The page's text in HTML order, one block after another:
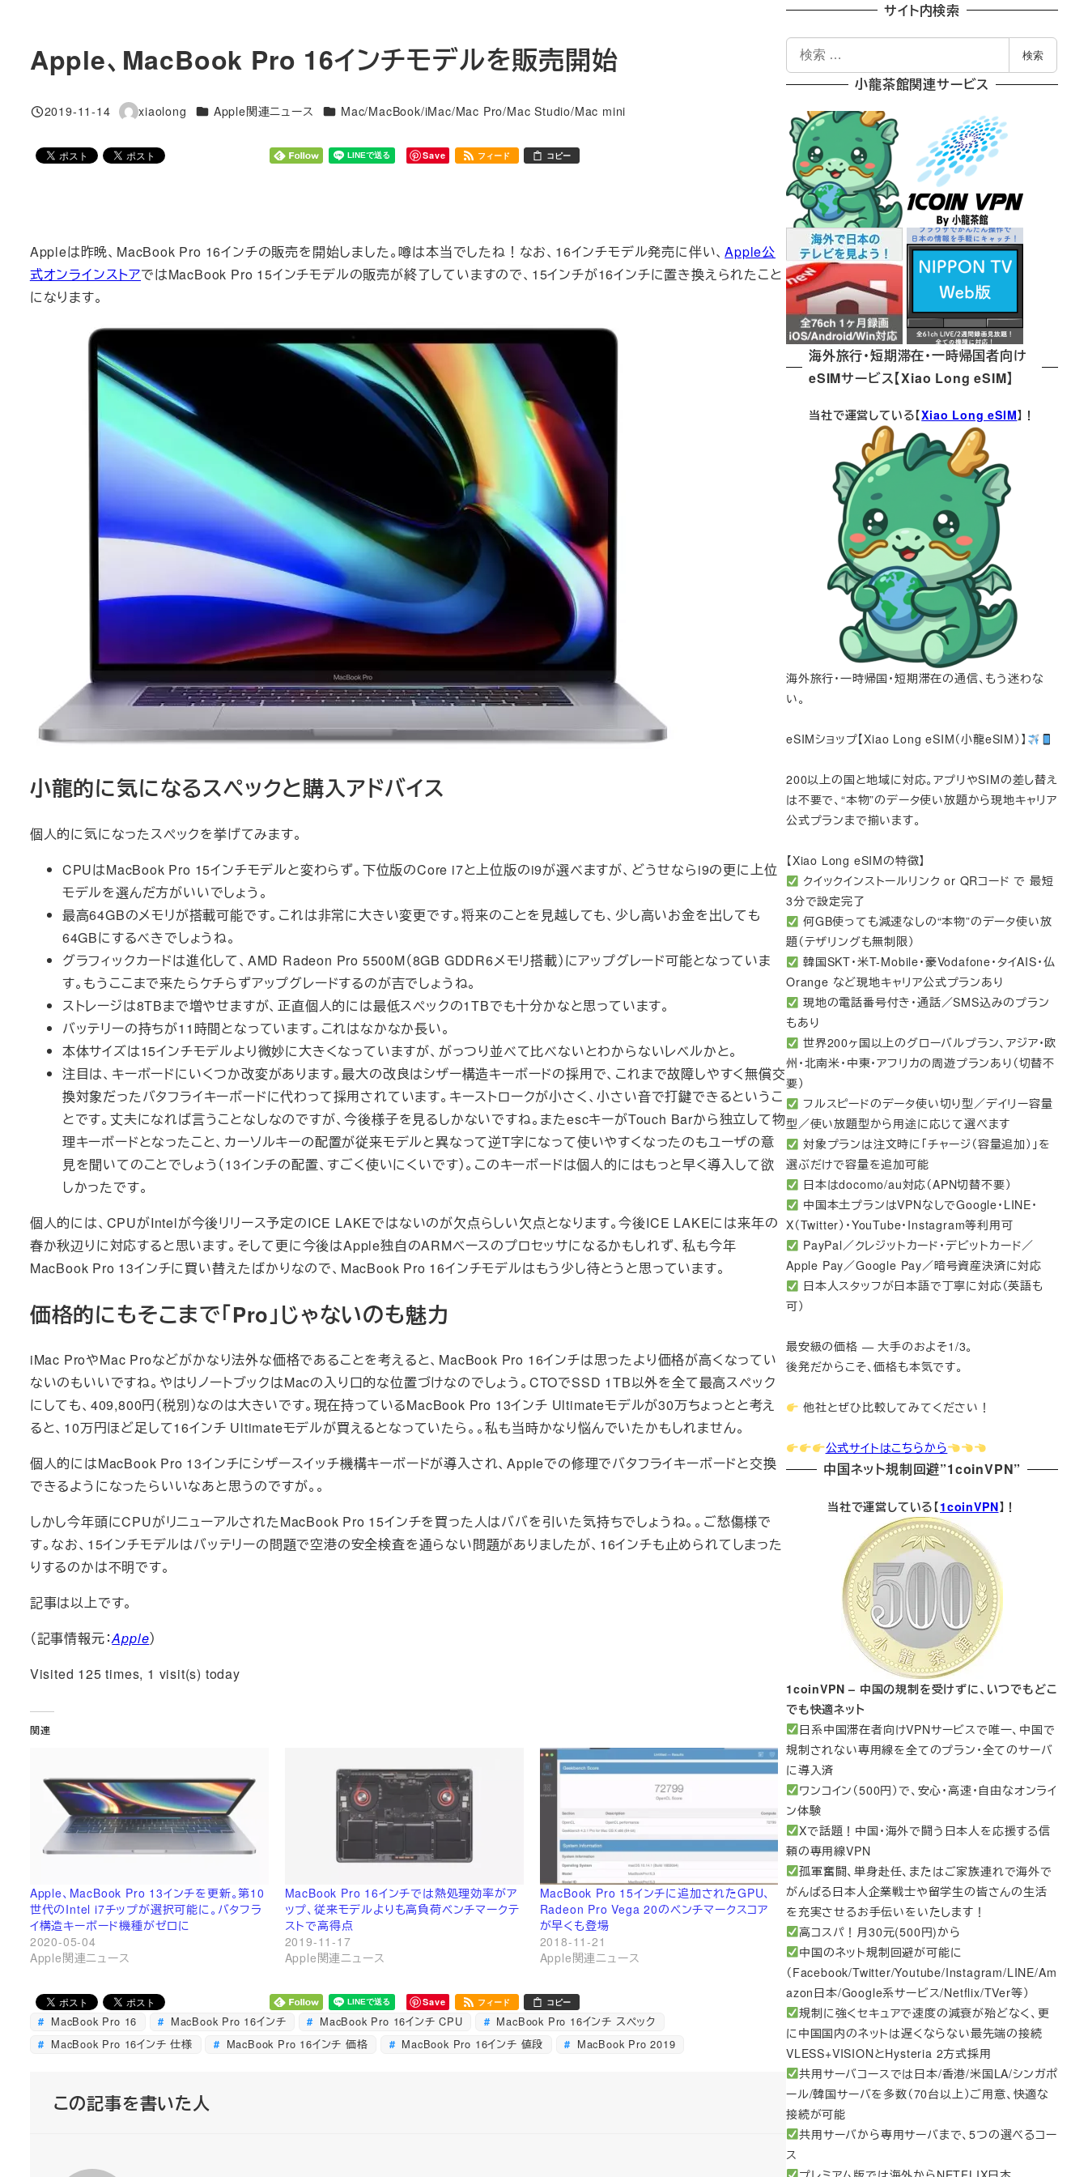
Apple、MacBook Pro 16インチモデルを販売開始
投稿日
2019-11-14
著
xiaolong カテゴリー
Apple関連ニュース カテゴリー
Mac/MacBook/iMac/Mac Pro/Mac Studio/Mac mini
Save フィード コピー
Appleは昨晩、MacBook Pro 16インチの販売を開始しました。噂は本当でしたね！なお、16インチモデル発売に伴い、Apple公
式オンラインストアではMacBook Pro 15インチモデルの販売が終了していますので、15インチが16インチに置き換えられたこと
になります。
小龍的に気になるスペックと購入アドバイス
個人的に気になったスペックを挙げてみます。
CPUはMacBook Pro 15インチモデルと変わらず。下位版のCore i7と上位版のi9が選べますが、どうせならi9の更に上位
モデルを選んだ方がいいでしょう。
最高64GBのメモリが搭載可能です。これは非常に大きい変更です。将来のことを見越しても、少し高いお金を出しても
64GBにするべきでしょうね。
グラフィックカードは進化して、AMD Radeon Pro 5500M（8GB GDDR6メ‍モ‍リ搭載）にアップグレード可能となっていま
す。もうここまで来たらケチらずアップグレードするのが吉でしょうね。
ストレージは8TBまで増やせますが、正直個人的には最低スペックの1TBでも十分かなと思っています。
バッテリーの持ちが11時間となっています。これはなかなか長い。
本体サイズは15インチモデルより微妙に大きくなっていますが、がっつり並べて比べないとわからないレベルかと。
注目は、キーボードにいくつか改変があります。最大の改良はシザー構造キーボードの採用で、これまで故障しやすく無償交
換対象だったバタフライキーボードに代わって採用されています。キーストロークが小さく、小さい音で打鍵できるというこ
とです。丈夫になれば言うことなしなのですが、今後様子を見るしかないですね。またescキーがTouch Barから独立して物
理キーボードとなったこと、カーソルキーの配置が従来モデルと異なって逆T字になって使いやすくなったのもユーザの意
見を聞いてのことでしょう（13インチの配置、すごく使いにくいです）。このキーボードは個人的にはもっと早く導入して欲
しかったです。
個人的には、CPUがIntelが今後リリース予定のICE LAKEではないのが欠点らしい欠点となります。今後ICE LAKEには来年の
春か秋辺りに対応すると思います。そして更に今後はApple独自のARMベースのプロセッサになるかもしれず、私も今年
MacBook Pro 13インチに買い替えたばかりなので、MacBook Pro 16インチモデルはもう少し待とうと思っています。
価格的にもそこまで「Pro」じゃないのも魅力
iMac ProやMac Proなどがかなり法外な価格であることを考えると、MacBook Pro 16インチは思ったより価格が高くなってい
ないのもいいですね。やはりノートブックはMacの入り口的な位置づけなのでしょう。CTOでSSD 1TB以外を全て最高スペック
にしても、409,800円（税別）なのは大きいです。現在持っているMacBook Pro 13インチ Ultimateモデルが30万ちょっとと考え
ると、10万円ほど足して16インチ Ultimateモデルが買えるとなっていたら。。私も当時かなり悩んでいたかもしれません。
個人的にはMacBook Pro 13インチにシザースイッチ機構キーボードが導入され、Appleでの修理でバタフライキーボードと交換
できるようになったらいいなあと思うのですが。。
しかし今年頭にCPUがリニューアルされたMacBook Pro 15インチを買った人はババを引いた気持ちでしょうね。。ご愁傷様で
す。なお、15インチモデルはバッテリーの問題で空港の安全検査を通らない問題がありましたが、16インチも止められてしまった
りするのかは不明です。
記事は以上です。
（記事情報元：Apple）
Visited 125 times, 1 visit(s) today
関連
Apple、MacBook Pro 13インチを更新。第10
世代のIntel i7チップが選択可能に。バタフラ
イ構造キーボード機種がゼロに
2020-05-04
Apple関連ニュース
MacBook Pro 16インチでは熱処理効率がア
ップ、従来モデルよりも高負荷ベンチマークテ
ストで高得点
2019-11-17
Apple関連ニュース
MacBook Pro 15インチに追加されたGPU、
Radeon Pro Vega 20のベンチマークスコア
が早くも登場
2018-11-21
Apple関連ニュース
Save フィード コピー
MacBook Pro 16 MacBook Pro 16インチ MacBook Pro 16インチ CPU
MacBook Pro 16インチ スペック
MacBook Pro 16インチ 仕様
MacBook Pro 16インチ 価格 MacBook Pro 16インチ 値段 MacBook Pro 2019
この記事を書いた人
サイト内検索
索
検索
小龍茶館関連サービス
海外旅行・短期滞在・一時帰国者向け
eSIMサービス【Xiao Long eSIM】
当社で運営している【Xiao Long eSIM】！
海外旅行・一時帰国・短期滞在の通信、もう迷わな
い。
eSIMショップ【Xiao Long eSIM（小龍eSIM）】
200以上の国と地域に対応。アプリやSIMの差し替え
は不要で、“本物”のデータ使い放題から現地キャリア
公式プランまで揃います。
【Xiao Long eSIMの特徴】
クイックインストールリンク or QRコード で 最短
3分で設定完了
何GB使っても減速なしの“本物”のデータ使い放
題（テザリングも無制限）
韓国SKT・米T-Mobile・豪Vodafone・タイAIS・仏
Orange など現地キャリア公式プランあり
現地の電話番号付き・通話／SMS込みのプラン
もあり
世界200ヶ国以上のグローバルプラン、アジア・欧
州・北南米・中東・アフリカの周遊プランあり（切替不
要）
フルスピードのデータ使い切り型／デイリー容量
型／使い放題型から用途に応じて選べます
対象プランは注文時に「チャージ（容量追加）」を
選ぶだけで容量を追加可能
日本はdocomo/au対応（APN切替不要）
中国本土プランはVPNなしでGoogle・LINE・
X（Twitter）・YouTube・Instagram等利用可
PayPal／クレジットカード・デビットカード／
Apple Pay／Google Pay／暗号資産決済に対応
日本人スタッフが日本語で丁寧に対応（英語も
可）
最安級の価格 — 大手のおよそ1/3。
後発だからこそ、価格も本気です。
他社とぜひ比較してみてください！
公式サイトはこちらから
中国ネット規制回避”1coinVPN”
当社で運営している【1coinVPN】！
1coinVPN – 中国の規制を受けずに、いつでもどこ
でも快適ネット
日系中国滞在者向けVPNサービスで唯一、中国で
規制されない専用線を全てのプラン・全てのサーバ
に導入済
ワンコイン（500円）で、安心・高速・自由なオンライ
ン体験
Xで話題！中国・海外で闘う日本人を応援する信
頼の専用線VPN
孤軍奮闘、単身赴任、またはご家族連れで海外で
がんばる日本人企業戦士や留学生の皆さんの生活
を充実させるお手伝いをいたします！
高コスパ！月30元(500円)から
中国のネット規制回避が可能に
（Facebook/Twitter/Youtube/Instagram/LINE/Am
azon日本/Google系サービス/Netflix/TVer等）
規制に強くセキュアで速度の減衰が殆どなく、更
に中国国内のネットは遅くならない最先端の接続
VLESS+VISIONとHysteria 2方式採用
共用サーバコースでは日本/香港/米国LA/シンガポ
ール/韓国サーバを多数（70台以上）ご用意、快適な
接続が可能
共用サーバから専用サーバまで、5つの選べるコー
ス